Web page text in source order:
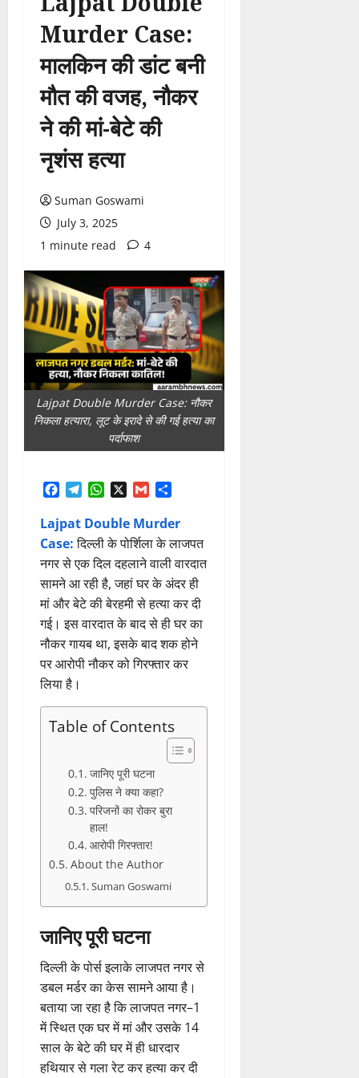
Murder Case:
मालकिन की डांट बनी
मौत की वजह, नौकर
ने की मां-बेटे की
नृशंस हत्या
Suman Goswami
July 3, 2025
1 minute read
4
Lajpat Double Murder Case: नौकर
निकला हत्यारा, लूट के इरादे से की गई हत्या का
पर्दाफाश
Facebook
TelegramWhatsAppGmail
Lajpat Double Murder
Case:दिल्ली के पोर्शिला के लाजपत
नगर से एक दिल दहलाने वाली वारदात
सामने आ रही है, जहां घर के अंदर ही
मां और बेटे की बेरहमी से हत्या कर दी
गई। इस वारदात के बाद से ही घर का
नौकर गायब था, इसके बाद शक होने
पर आरोपी नौकर को गिरफ्तार कर
लिया है।
Table of Contents
जानिए पूरी घटना
पुलिस ने क्या कहा?
परिजनों का रोकर बुरा
हाल!
आरोपी गिरफ्तार!
About the Author
Suman Goswami
जानिए पूरी घटना
दिल्ली के पोर्स इलाके लाजपत नगर से
डबल मर्डर का केस सामने आया है।
बताया जा रहा है कि लाजपत नगर–1
में स्थित एक घर में मां और उसके 14
साल के बेटे की घर में ही धारदार
हथियार से गला रेट कर हत्या कर दी